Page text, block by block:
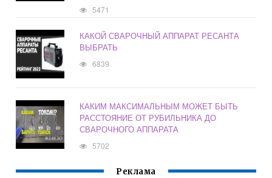
5471
КАКОЙ СВАРОЧНЫЙ АППАРАТ РЕСАНТА
ВЫБРАТЬ
6839
КАКИМ МАКСИМАЛЬНЫМ МОЖЕТ БЫТЬ
РАССТОЯНИЕ ОТ РУБИЛЬНИКА ДО
СВАРОЧНОГО АППАРАТА
5702
Реклама